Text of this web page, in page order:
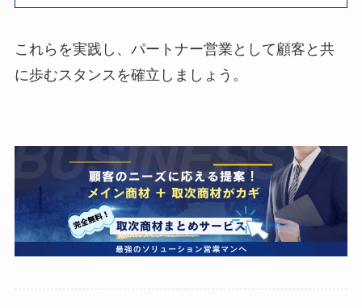
これらを実践し、パートナー営業として顧客と共
に歩むスタンスを確立しましょう。